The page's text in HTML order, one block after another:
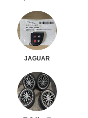
JAGUAR